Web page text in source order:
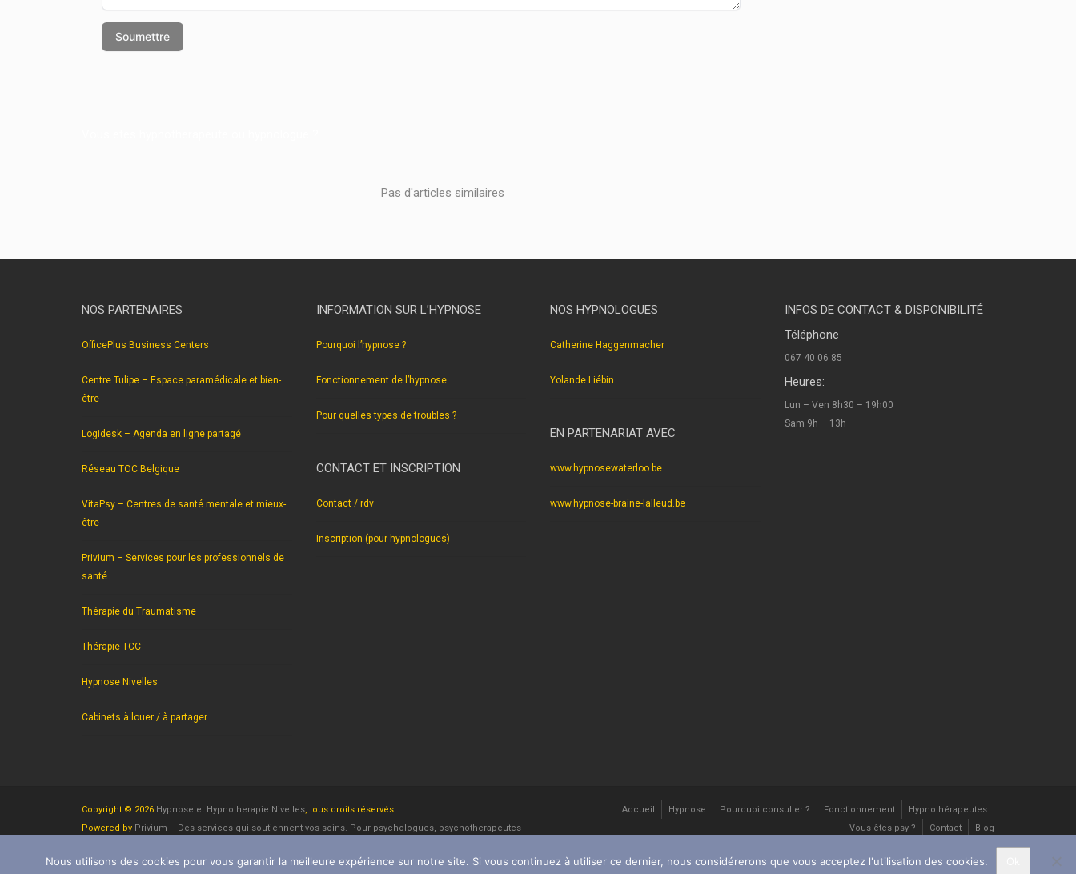
Pas d'articles similaires
NOS PARTENAIRES
OfficePlus Business Centers
Centre Tulipe – Espace paramédicale et bien-
être
Logidesk – Agenda en ligne partagé
Réseau TOC Belgique
VitaPsy – Centres de santé mentale et mieux-
être
Privium – Services pour les professionnels de
santé
Thérapie du Traumatisme
Thérapie TCC
Hypnose Nivelles
Cabinets à louer / à partager
INFORMATION SUR L’HYPNOSE
Pourquoi l’hypnose ?
Fonctionnement de l’hypnose
Pour quelles types de troubles ?
CONTACT ET INSCRIPTION
Contact / rdv
Inscription (pour hypnologues)
NOS HYPNOLOGUES
Catherine Haggenmacher
Yolande Liébin
EN PARTENARIAT AVEC
www.hypnosewaterloo.be
www.hypnose-braine-lalleud.be
INFOS DE CONTACT & DISPONIBILITÉ
Téléphone
067 40 06 85
Heures:
Lun – Ven 8h30 – 19h00
Sam 9h – 13h
Copyright © 2026 Hypnose et Hypnotherapie Nivelles, tous droits réservés.
Powered by Privium – Des services qui soutiennent vos soins. Pour psychologues, psychotherapeutes
RGPD - Politique de Protection de la Vie Privée
Accueil Hypnose Pourquoi consulter ? Fonctionnement
Hypnothérapeutes
Vous êtes psy ?
Contact Blog
Nous utilisons des cookies pour vous garantir la meilleure expérience sur notre site. Si vous continuez à utiliser ce dernier, nous considérerons que vous acceptez l'utilisation des cookies.